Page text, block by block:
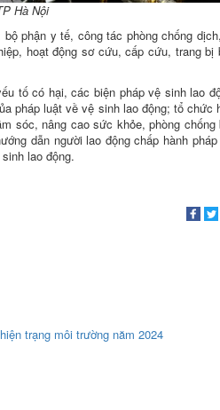
Hà Nội
phận y tế, công tác phòng chống
hoạt động sơ cứu, cấp cứu, trang bị
tố có hại, các biện pháp vệ sinh lao
pháp luật về vệ sinh lao động; tổ chức
sóc, nâng cao sức khỏe, phòng chống
dẫn người lao động chấp hành
lao động.
trạng môi trường năm 2024